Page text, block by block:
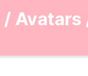
/ Avatars